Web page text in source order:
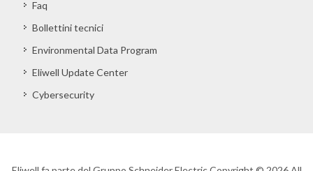
Faq
Bollettini tecnici
Environmental Data Program
Eliwell Update Center
Cybersecurity